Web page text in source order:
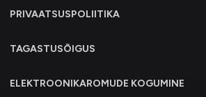
PRIVAATSUSPOLIITIKA
TAGASTUSÕIGUS
ELEKTROONIKAROMUDE KOGUMINE